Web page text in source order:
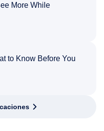
More While
to Know Before You